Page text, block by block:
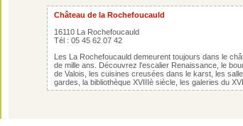
Château de la Rochefoucauld
16110 La Rochefoucauld
Tél : 05 45 62 07 42
Les La Rochefoucauld demeurent toujours dans le
de mille ans. Découvrez l'escalier Renaissance, le
de Valois, les cuisines creusées dans le karst, les
gardes, la bibliothèque XVIIIè siècle, les galeries du